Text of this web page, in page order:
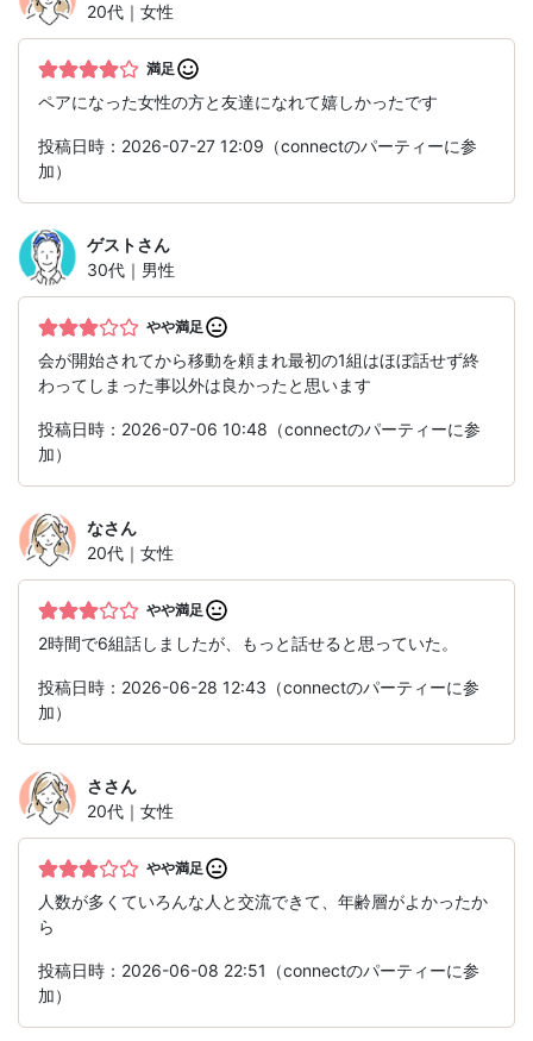
20代｜女性
満足
ペアになった女性の方と友達になれて嬉しかったです
投稿日時：2026-07-27 12:09（connectのパーティーに参
加）
ゲストさん
30代｜男性
やや満足
会が開始されてから移動を頼まれ最初の1組はほぼ話せず終
わってしまった事以外は良かったと思います
投稿日時：2026-07-06 10:48（connectのパーティーに参
加）
なさん
20代｜女性
やや満足
2時間で6組話しましたが、もっと話せると思っていた。
投稿日時：2026-06-28 12:43（connectのパーティーに参
加）
ささん
20代｜女性
やや満足
人数が多くていろんな人と交流できて、年齢層がよかったか
ら
投稿日時：2026-06-08 22:51（connectのパーティーに参
加）